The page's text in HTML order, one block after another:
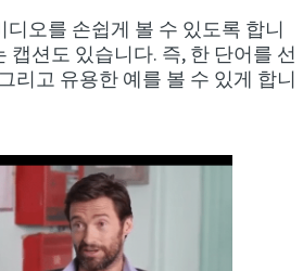
디오를 손쉽게 볼 수 있도록 합니
캡션도 있습니다. 즉, 한 단어를 선
리고 유용한 예를 볼 수 있게 합니
×
cookies
to improve user
website you
accordance with
DETAILS